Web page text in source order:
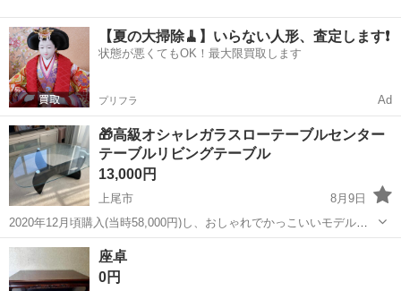
【夏の大掃除🧹】いらない人形、査定します❗️
状態が悪くてもOK！最大限買取します
プリフラ Ad
🎁高級オシャレガラスローテーブルセンター
テーブルリビングテーブル
13,000円
上尾市
8月9日
2020年12月頃購入(当時58,000円)し、おしゃれでかっこいいモデル
で、とても気に入っていたテーブルではありますが、この度部屋の家
具一層衣替えに伴い手放すことにしました。 素人寸法ですのでご容赦
ください。 W100 ...
埼玉 上尾市 テーブル
座卓
0円